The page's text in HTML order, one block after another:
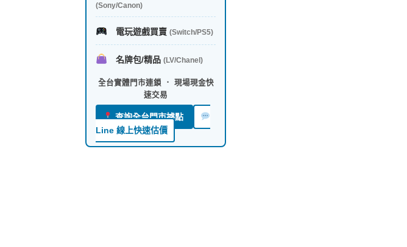
(Sony/Canon)
電玩遊戲買賣 (Switch/PS5)
名牌包/精品 (LV/Chanel)
全台實體門市連鎖 ． 現場現金快
速交易
查詢全台門市據點
Line 線上快速估價